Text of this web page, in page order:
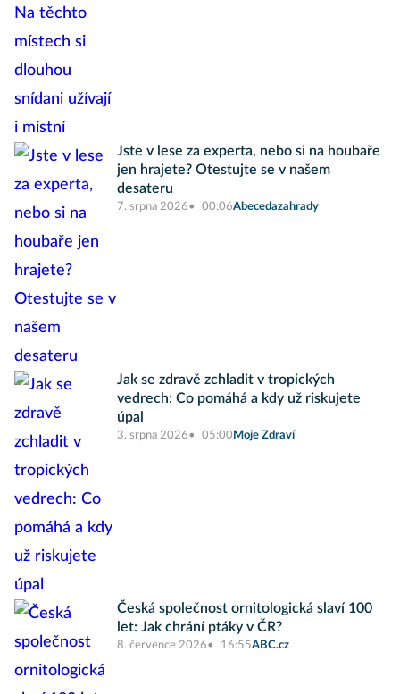
Jste v lese za experta, nebo si na houbaře
jen hrajete? Otestujte se v našem
desateru
7. srpna 2026 00:06Abecedazahrady
Jak se zdravě zchladit v tropických
vedrech: Co pomáhá a kdy už riskujete
úpal
3. srpna 2026 05:00 Moje Zdraví
Česká společnost ornitologická slaví 100
let: Jak chrání ptáky v ČR?
8. července 2026 16:55ABC.cz